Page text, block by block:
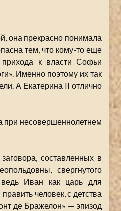
она прекрасно понимала
тем, что кому-то еще
прихода к власти Софьи
Именно поэтому их так
А Екатерина II отлично
при несовершеннолетнем
составленных в
свергнутого
Иван как царь для
человек, с детства
де Бражелон» — эпизод